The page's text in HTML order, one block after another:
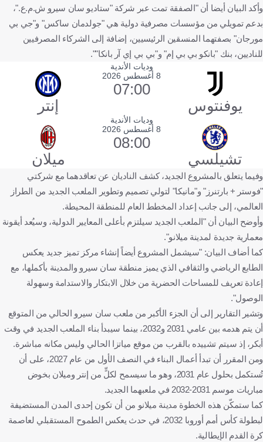
وأكد البيان أيضا أن "الصفقة تمت عبر شركة "ستاديو سان سيرو ش.م.ع."،
بدعم تمويلي من مؤسسات مصرفية دولية هي "جولدمان ساكس" و"جي بي
مورجان" بصفتهما المنسقين الرئيسيين، إضافة إلى الشركاء المصرفيين
للناديين، بنك "بانكو بي بي إم" و"بي بي إي آر بانكا"".
وديات الأندية
يوفنتوس
8 أغسطس 2026
07:00
إنتر
وديات الأندية
تشيلسي
8 أغسطس 2026
08:00
ميلان
وفيما يتعلق بالمشروع الجديد، كشف الناديان عن تعاقدهما مع شركتي
"فوستر + بارتنرز" و"مانيكا" لتولي تصميم وتطوير الملعب الجديد من الطراز
العالمي، إلى جانب إعداد المخطط العام للمنطقة المحيطة.
وأوضح البيان أن "الملعب الجديد سيلتزم بأعلى المعايير الدولية، وسيُعد أيقونة
معمارية جديدة لمدينة ميلانو".
كما أضاف البيان: "سيشمل المشروع أيضاً إنشاء مركز تميز جديد يعكس
الطابع الرياضي والثقافي الذي يميز منطقة سان سيرو والمدينة بأكملها، مع
إعادة تعريف للمساحات الحضرية من خلال الابتكار والاستدامة وسهولة
الوصول".
وتشير التقارير إلى أن الجزء الأكبر من ملعب سان سيرو الحالي من المتوقع
أن يتم هدمه بين عامي 2031 و2032، بينما سيبدأ بناء الملعب الجديد في وقت
أبكر، إذ سيتم تشييده بالقرب من موقع مياتزا الحالي وليس مكانه مباشرة.
ومن المقرر أن تبدأ أعمال البناء في النصف الأول من عام 2027، على أن
تُستكمل بحلول عام 2031، وهو ما سيسمح لكلٍّ من إنتر وميلان بخوض
مباريات موسم 2031-2032 في ملعبهما الجديد.
كما ستمكّن هذه الخطوة مدينة ميلانو من أن تكون إحدى المدن المستضيفة
لبطولة كأس أمم أوروبا 2032، في حدث يعكس الطموح المستقبلي لعاصمة
كرة القدم الإيطالية.